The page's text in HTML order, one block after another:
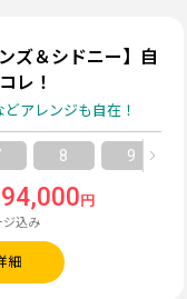
ズ＆シドニー】自
レ！
アレンジも自在！
8 9
円
ジ込み
細